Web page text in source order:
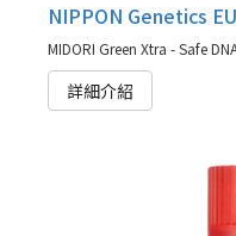
NIPPON Genetics
詳細介紹